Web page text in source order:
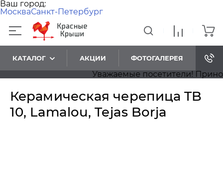
Ваш город:
МоскваСанкт-Петербург
КАТАЛОГ АКЦИИ ФОТОГАЛЕРЕЯ
Уважаемые посетители!
Керамическая черепица TB
10, Lamalou, Tejas Borja